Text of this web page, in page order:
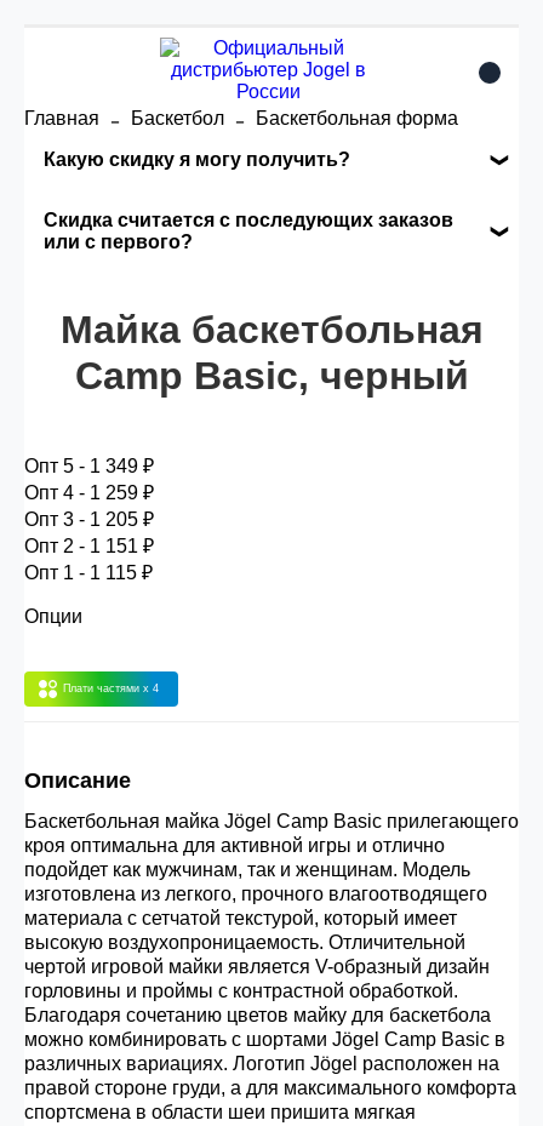
Главная Баскетбол
Баскетбольная форма
Какую скидку я могу получить?
заказа, общая сумма заказа считается по
розничной цене
Опт 4(30%) -
30.000 рублей.
Опт 1
сумма всех заказов за 6 месяцев -
400.000 рублей.
Скидка считается с последующих заказов
или с первого?
автоматически активизируется в корзине вашего
заказа.
Майка баскетбольная
Camp Basic, черный
Опт 5 - 1 349 ₽
Опт 4 - 1 259 ₽
Опт 3 - 1 205 ₽
Опт 2 - 1 151 ₽
Опт 1 - 1 115 ₽
Опции
Плати частями x 4
Описание
Баскетбольная майка Jögel Camp Basic прилегающего
кроя оптимальна для активной игры и отлично
подойдет как мужчинам, так и женщинам. Модель
изготовлена из легкого, прочного влагоотводящего
материала с сетчатой текстурой, который имеет
высокую воздухопроницаемость. Отличительной
чертой игровой майки является V-образный дизайн
горловины и проймы с контрастной обработкой.
Благодаря сочетанию цветов майку для баскетбола
можно комбинировать с шортами Jögel Camp Basic в
различных вариациях. Логотип Jögel расположен на
правой стороне груди, а для максимального комфорта
спортсмена в области шеи пришита мягкая